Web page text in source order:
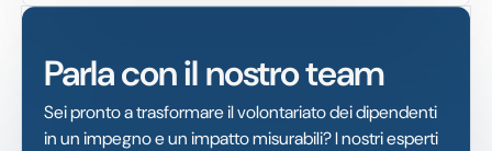
Parla con il nostro team
Sei pronto a trasformare il volontariato dei dipendenti
in un impegno e un impatto misurabili? I nostri esperti